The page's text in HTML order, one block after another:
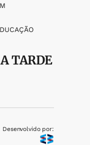
A TARDE
Desenvolvido por: